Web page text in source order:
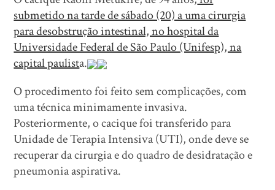
submetido na tarde de sábado (20) a uma cirurgia
para desobstrução intestinal, no hospital da
Universidade Federal de São Paulo (Unifesp), na
capital paulista.
O procedimento foi feito sem complicações, com
uma técnica minimamente invasiva.
Posteriormente, o cacique foi transferido para
Unidade de Terapia Intensiva (UTI), onde deve se
recuperar da cirurgia e do quadro de desidratação e
pneumonia aspirativa.